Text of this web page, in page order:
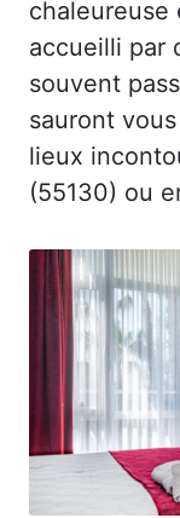
chaleureuse
accueilli par
souvent
sauront
lieux
(55130) ou